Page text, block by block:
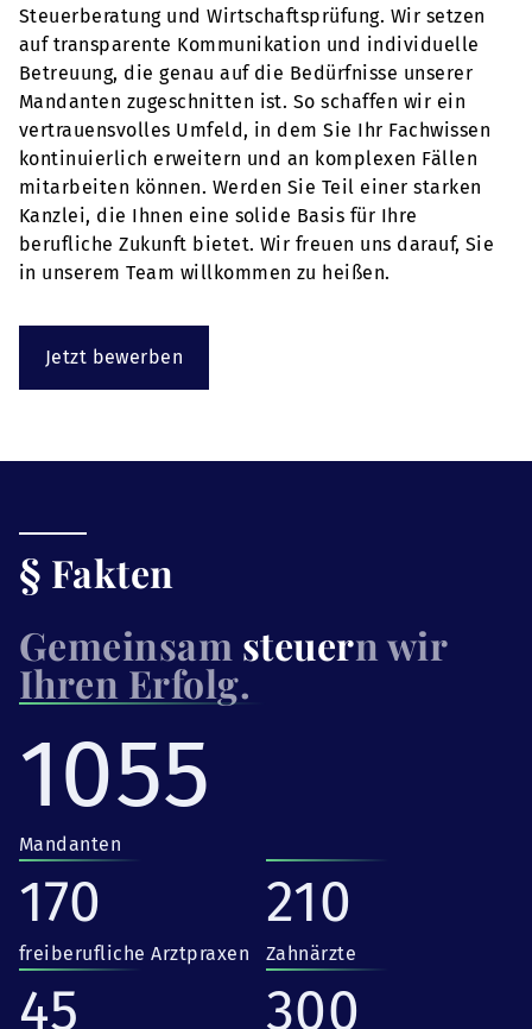
Steuerberatung und Wirtschaftsprüfung. Wir setzen
auf transparente Kommunikation und individuelle
Betreuung, die genau auf die Bedürfnisse unserer
Mandanten zugeschnitten ist. So schaffen wir ein
vertrauensvolles Umfeld, in dem Sie Ihr Fachwissen
kontinuierlich erweitern und an komplexen Fällen
mitarbeiten können. Werden Sie Teil einer starken
Kanzlei, die Ihnen eine solide Basis für Ihre
berufliche Zukunft bietet. Wir freuen uns darauf, Sie
in unserem Team willkommen zu heißen.
Jetzt bewerben
§ Fakten
Gemeinsam steuern wir
Ihren Erfolg.
1055
Mandanten
170
freiberufliche Arztpraxen
210
Zahnärzte
45 300